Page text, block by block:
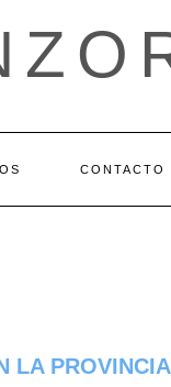
CONTACTO
LA